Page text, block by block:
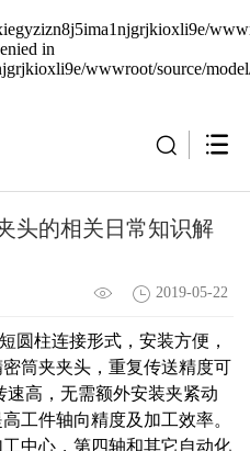
in
wwwroot/source/
头的相关日常知识解
2019-05-22
圆柱连接形式，安装方便，
筒夹夹头，重复传送精度可
速高，无需额外安装夹紧动
工件轴向精度及加工效率。
中心，第四轴和其它自动化